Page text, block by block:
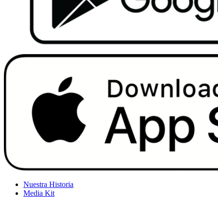
Nuestra Historia
Media Kit